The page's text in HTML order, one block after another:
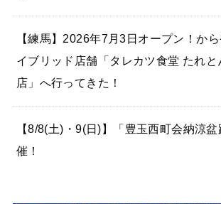
【練馬】2026年7月3日オープン！か
イブリッド店舗「タレカツ食堂 たれと
店」へ行ってきた！
【8/8(土)・9(日)】「豊玉西町会納涼
催！